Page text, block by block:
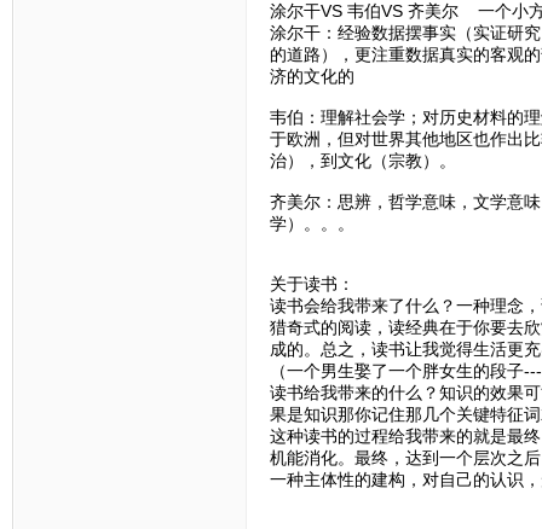
涂尔干VS 韦伯VS 齐美尔 一个小
涂尔干：经验数据摆事实（实证研
的道路），更注重数据真实的客观
济的文化的
韦伯：理解社会学；对历史材料的
于欧洲，但对世界其他地区也作出
治），到文化（宗教）。
齐美尔：思辨，哲学意味，文学意
学）。。。
关于读书：
读书会给我带来了什么？一种理念
猎奇式的阅读，读经典在于你要去
成的。总之，读书让我觉得生活更
（一个男生娶了一个胖女生的段子
读书给我带来的什么？知识的效果
果是知识那你记住那几个关键特征
这种读书的过程给我带来的就是最
机能消化。最终，达到一个层次之
一种主体性的建构，对自己的认识